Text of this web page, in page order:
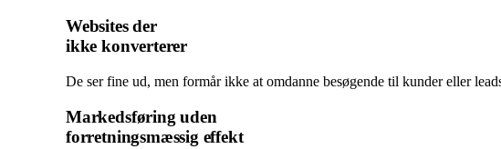
Websites der
ikke konverterer
De ser fine ud, men formår ikke at omdanne besøgende til kunder eller
Markedsføring uden
forretningsmæssig effekt